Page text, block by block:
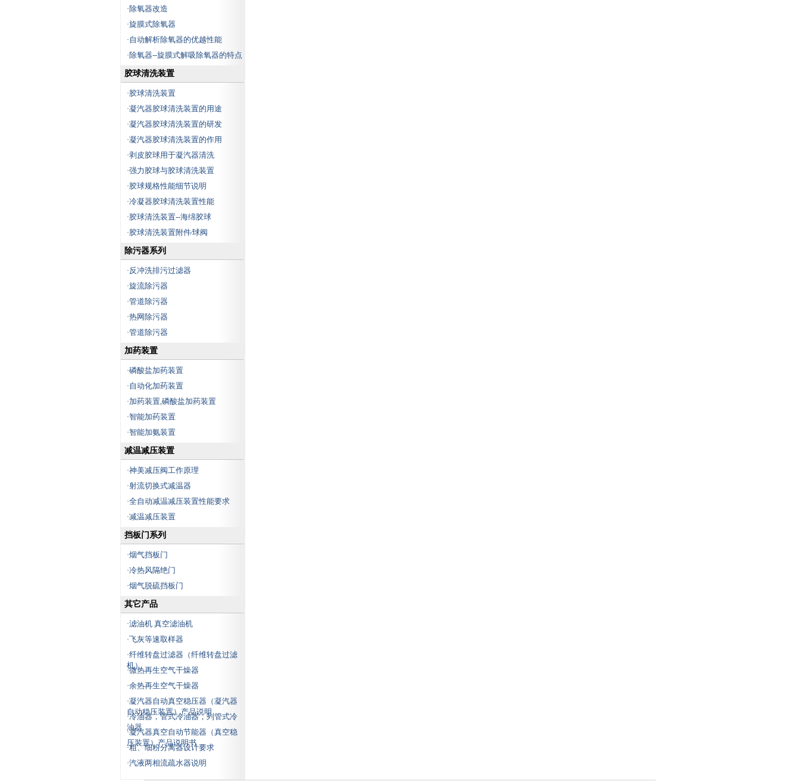
·除氧器改造
·旋膜式除氧器
·自动解析除氧器的优越性能
·除氧器--旋膜式解吸除氧器的特点
胶球清洗装置
·胶球清洗装置
·凝汽器胶球清洗装置的用途
·凝汽器胶球清洗装置的研发
·凝汽器胶球清洗装置的作用
·剥皮胶球用于凝汽器清洗
·强力胶球与胶球清洗装置
·胶球规格性能细节说明
·冷凝器胶球清洗装置性能
·胶球清洗装置--海绵胶球
·胶球清洗装置附件∕球阀
除污器系列
·反冲洗排污过滤器
·旋流除污器
·管道除污器
·热网除污器
·管道除污器
加药装置
·磷酸盐加药装置
·自动化加药装置
·加药装置,磷酸盐加药装置
·智能加药装置
·智能加氨装置
减温减压装置
·神美减压阀工作原理
·射流切换式减温器
·全自动减温减压装置性能要求
·减温减压装置
挡板门系列
·烟气挡板门
·冷热风隔绝门
·烟气脱硫挡板门
其它产品
·滤油机 真空滤油机
·飞灰等速取样器
·纤维转盘过滤器（纤维转盘过滤
机）
·微热再生空气干燥器
·余热再生空气干燥器
·凝汽器自动真空稳压器（凝汽器
自动稳压装置）产品说明
·冷油器，管式冷油器，列管式冷
油器
·凝汽器真空自动节能器（真空稳
压装置）产品说明书
·粗、细粉分离器设计要求
·汽液两相流疏水器说明